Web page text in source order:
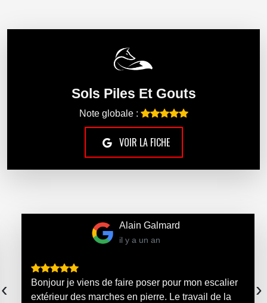
Sols Piles Et Gouts
Note globale :
VOIR LA FICHE
Alain Galmard
il y a un an
Bonjour je viens de faire poser pour mon escalier
extérieur des marches en pierre. Le travail de la
‹ ›